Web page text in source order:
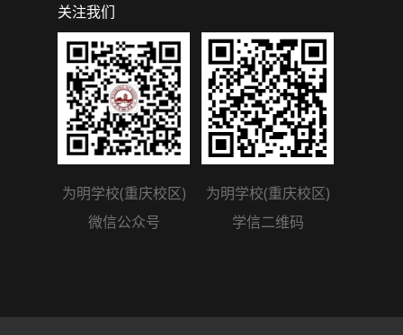
关注我们
为明学校(重庆校区)
微信公众号
为明学校(重庆校区)
学信二维码